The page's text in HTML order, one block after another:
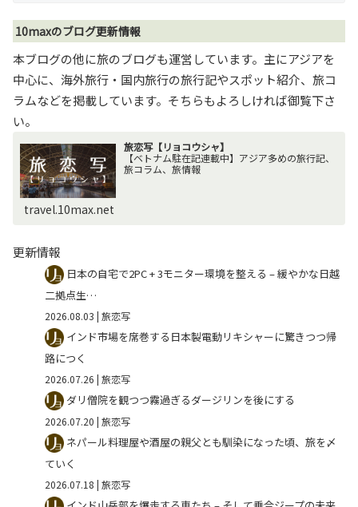
10maxのブログ更新情報
本ブログの他に旅のブログも運営しています。主にアジアを
中心に、海外旅行・国内旅行の旅行記やスポット紹介、旅コ
ラムなどを掲載しています。そちらもよろしければ御覧下さ
い。
旅恋写【リョコウシャ】
【ベトナム駐在記連載中】アジア多めの旅行記、
旅コラム、旅情報
travel.10max.net
更新情報
日本の自宅で2PC + 3モニター環境を整える – 緩やかな日越
二拠点生…
2026.08.03 | 旅恋写
インド市場を席巻する日本製電動リキシャーに驚きつつ帰
路につく
2026.07.26 | 旅恋写
ダリ僧院を観つつ霧過ぎるダージリンを後にする
2026.07.20 | 旅恋写
ネパール料理屋や酒屋の親父とも馴染になった頃、旅を〆
ていく
2026.07.18 | 旅恋写